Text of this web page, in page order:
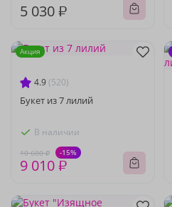
5 030 ₽
4.9 (520)
Букет из 7 лилий
В наличии
10 600 ₽ -15%
9 010 ₽
Акция